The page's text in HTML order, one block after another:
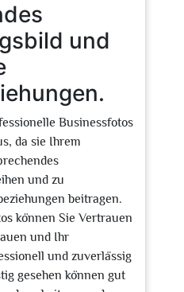
und
Businessfotos
da sie Ihrem
und zu
beitragen.
können Sie Vertrauen
und Ihr
und zuverlässig
gesehen können gut